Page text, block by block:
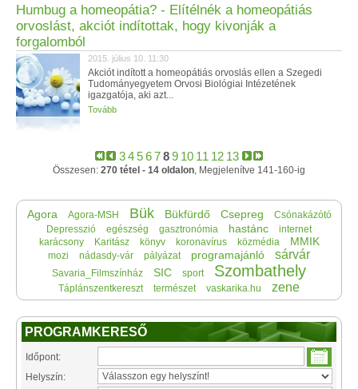
Humbug a homeopátia? - Elítélnék a homeopátiás
orvoslást, akciót indítottak, hogy kivonják a
forgalomból
2015. július 10. 11:30
Akciót indított a homeopátiás orvoslás ellen a Szegedi
Tudományegyetem Orvosi Biológiai Intézetének
igazgatója, aki azt...
Tovább
3456789 10 11 12 13
Összesen: 270 tétel - 14 oldalon, Megjelenítve 141-160-ig
Agora Agora-MSH Bük Bükfürdő Csepreg
Csónakázótó
Depresszió
egészség gasztronómia hastánc
internet
karácsony
Karitász könyv koronavírus közmédia MMIK
mozi nádasdy-vár pályázat programajánló sárvár
Savaria_Filmszínház SIC sport Szombathely
Táplánszentkereszt természet vaskarika.hu zene
PROGRAMKERESŐ
Időpont:
Helyszín: